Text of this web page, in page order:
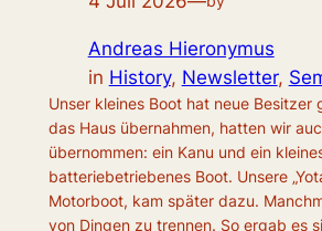
Andreas Hieronymus
in History, Newsletter,
Unser kleines Boot hat neue Besitzer
das Haus übernahmen, hatten wir
übernommen: ein Kanu und ein
batteriebetriebenes Boot. Unsere
Motorboot, kam später dazu.
von Dingen zu trennen. So ergab es